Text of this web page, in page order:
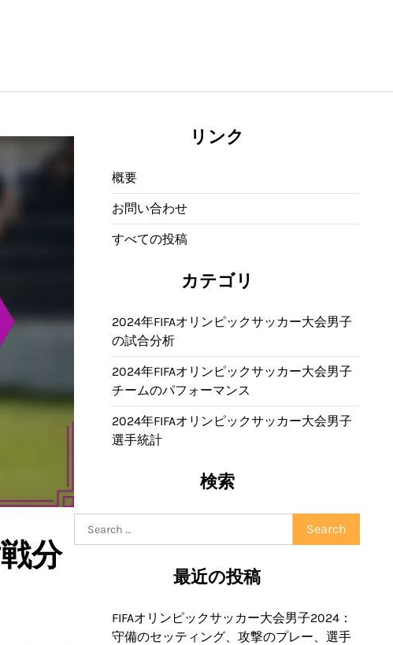
分
リンク
概要
お問い合わせ
すべての投稿
カテゴリ
2024年FIFAオリンピックサッカー大会男子
の試合分析
2024年FIFAオリンピックサッカー大会男子
チームのパフォーマンス
2024年FIFAオリンピックサッカー大会男子
選手統計
検索
for:
最近の投稿
FIFAオリンピックサッカー大会男子2024：
守備のセッティング、攻撃のプレー、選手